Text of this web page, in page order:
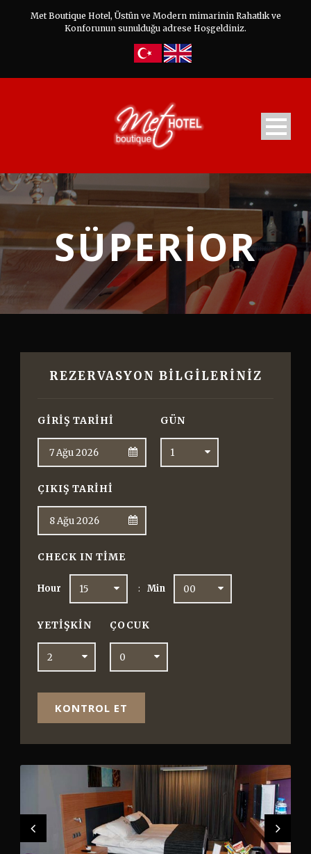
Met Boutique Hotel, Üstün ve Modern mimarinin Rahatlık ve
Konforunun sunulduğu adrese Hoşgeldiniz.
SÜPERIOR
REZERVASYON BILGILERINIZ
GIRIŞ TARIHI GÜN
ÇIKIŞ TARIHI
CHECK IN TIME
Hour : Min
YETIŞKIN ÇOCUK